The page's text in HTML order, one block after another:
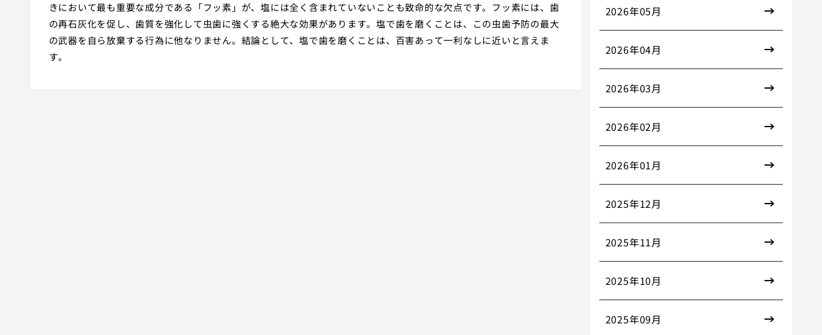
きにおいて最も重要な成分である「フッ素」が、塩には全く含まれていないことも致命的な欠点です。フッ素には、歯
の再石灰化を促し、歯質を強化して虫歯に強くする絶大な効果があります。塩で歯を磨くことは、この虫歯予防の最大
の武器を自ら放棄する行為に他なりません。結論として、塩で歯を磨くことは、百害あって一利なしに近いと言えま
す。
2026年05月
2026年04月
2026年03月
2026年02月
2026年01月
2025年12月
2025年11月
2025年10月
2025年09月